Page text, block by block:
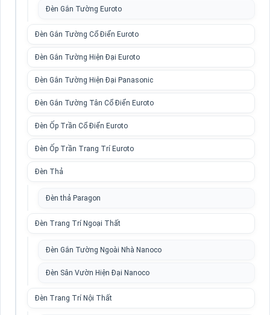
Đèn Gắn Tường Euroto
Đèn Gắn Tường Cổ Điển Euroto
Đèn Gắn Tường Hiện Đại Euroto
Đèn Gắn Tường Hiện Đại Panasonic
Đèn Gắn Tường Tân Cổ Điển Euroto
Đèn Ốp Trần Cổ Điển Euroto
Đèn Ốp Trần Trang Trí Euroto
Đèn Thả
Đèn thả Paragon
Đèn Trang Trí Ngoại Thất
Đèn Gắn Tường Ngoài Nhà Nanoco
Đèn Sân Vườn Hiện Đại Nanoco
Đèn Trang Trí Nội Thất